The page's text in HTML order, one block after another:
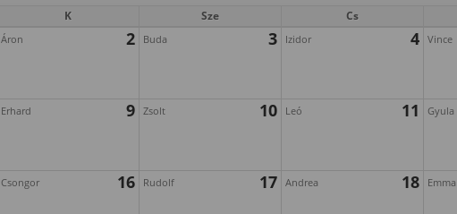
K Sze Cs
Áron 2 Buda 3 Izidor 4 Vince
Erhard 9 Zsolt 10 Leó 11 Gyula
Csongor 16 Rudolf 17 Andrea 18 Emma